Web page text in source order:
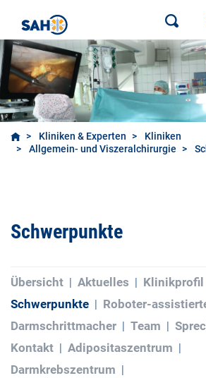
Kliniken & Experten
Kliniken
Allgemein- und Viszeralchirurgie
Schwerpunkte
Übersicht Aktuelles
Klinikprofil
Schwerpunkte
Roboter-
Darmschrittmacher
Team
Kontakt
Adipositaszentrum
Darmkrebszentrum